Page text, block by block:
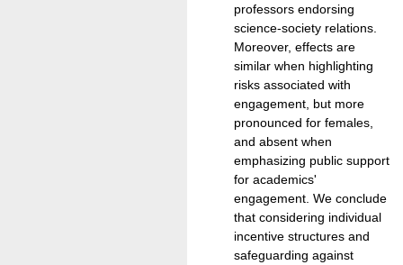
professors endorsing
science-society relations.
Moreover, effects are
similar when highlighting
risks associated with
engagement, but more
pronounced for females,
and absent when
emphasizing public support
for academics'
engagement. We conclude
that considering individual
incentive structures and
safeguarding against